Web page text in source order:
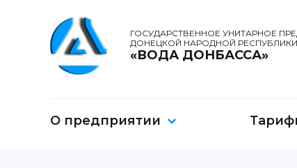
ГОСУДАРСТВЕННОЕ УНИТАРНОЕ
ДОНЕЦКОЙ НАРОДНОЙ РЕСПУБЛИКИ
«ВОДА ДОНБАССА»
О предприятии